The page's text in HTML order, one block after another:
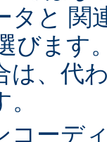
タと 関
びます
は、代
コーデ